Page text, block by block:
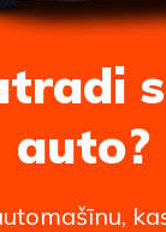
auto?